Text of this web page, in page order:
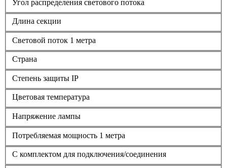
Угол распределения светового потока
Длина секции
Световой поток 1 метра
Страна
Степень защиты IP
Цветовая температура
Напряжение лампы
Потребляемая мощность 1 метра
С комплектом для подключения/соединения